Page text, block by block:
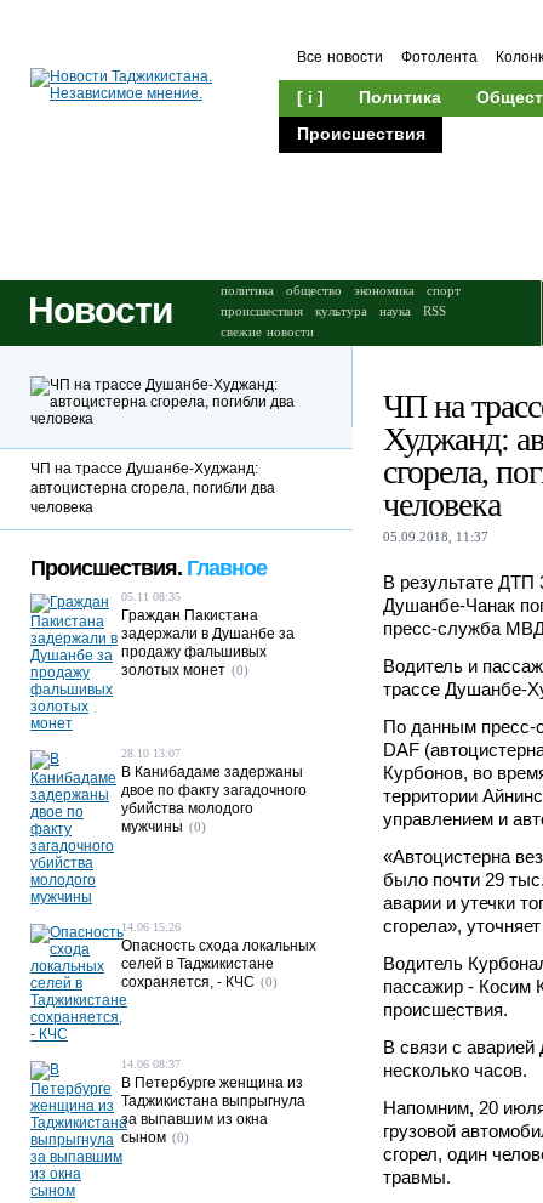
Все новости Фотолента
[ i ] Политика
Происшествия
Новости политика общество экономика
спорт
происшествия
культура наука
RSS
свежие новости
ЧП на
Худжанд:
сгорела,
человека
05.09.2018, 11:37
В результате ДТП
Душанбе-Чанак
пресс-служба
Водитель и
трассе Душанбе-
По данным пресс-
DAF
Курбонов, во
территории
управлением и
«Автоцистерна
было почти 29
аварии и утечки
сгорела»,
Водитель
пассажир - Косим
происшествия.
В связи с аварией
несколько часов.
Напомним, 20
грузовой
сгорел, один
травмы.
ЧП на трассе Душанбе-Худжанд:
автоцистерна сгорела, погибли два
человека
Происшествия. Главное
05.11 08:35
Граждан Пакистана
задержали в Душанбе за
продажу фальшивых
золотых монет (0)
28.10 13:07
В Канибадаме задержаны
двое по факту загадочного
убийства молодого
мужчины (0)
14.06 15:26
Опасность схода локальных
селей в Таджикистане
сохраняется, - КЧС (0)
14.06 08:37
В Петербурге женщина из
Таджикистана выпрыгнула
за выпавшим из окна
сыном (0)